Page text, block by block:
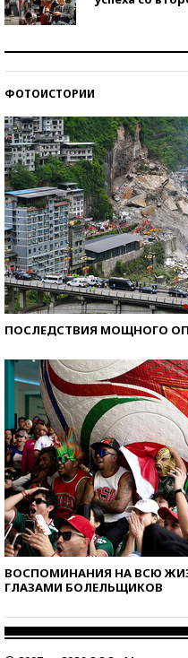
ФОТОИСТОРИИ
ПОСЛЕДСТВИЯ МОЩНОГО
ВОСПОМИНАНИЯ НА ВСЮ
ГЛАЗАМИ БОЛЕЛЬЩИКОВ